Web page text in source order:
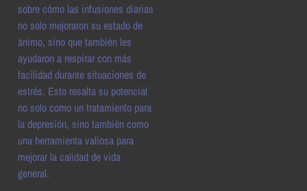
sobre cómo las infusiones diarias
no solo mejoraron su estado de
ánimo, sino que también les
ayudaron a respirar con más
facilidad durante situaciones de
estrés. Esto resalta su potencial
no solo como un tratamiento para
la depresión, sino también como
una herramienta valiosa para
mejorar la calidad de vida
general.